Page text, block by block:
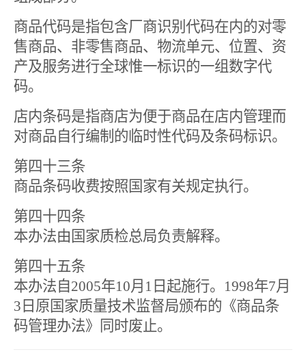
商品代码是指包含厂商识别代码在内的对零
售商品、非零售商品、物流单元、位置、资
产及服务进行全球惟一标识的一组数字代
码。
店内条码是指商店为便于商品在店内管理而
对商品自行编制的临时性代码及条码标识。
第四十三条
商品条码收费按照国家有关规定执行。
第四十四条
本办法由国家质检总局负责解释。
第四十五条
本办法自2005年10月 1 日起施行。 1998年7月
3 日原国家质量技术监督局颁布的《商品条
码管理办法》同时废止。